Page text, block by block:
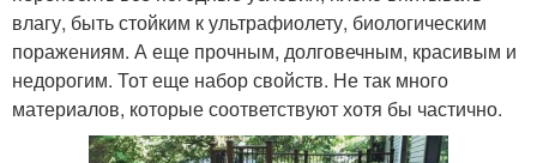
влагу, быть стойким к ультрафиолету, биологическим
поражениям. А еще прочным, долговечным, красивым и
недорогим. Тот еще набор свойств. Не так много
материалов, которые соответствуют хотя бы частично.